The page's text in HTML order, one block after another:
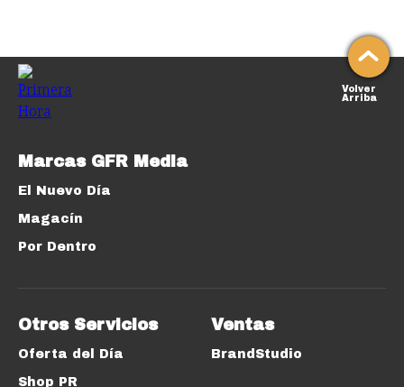
Volver
Arriba
Marcas GFR Media
El Nuevo Día
Magacín
Por Dentro
Otros Servicios
Oferta del Día
Shop PR
Ventas
BrandStudio